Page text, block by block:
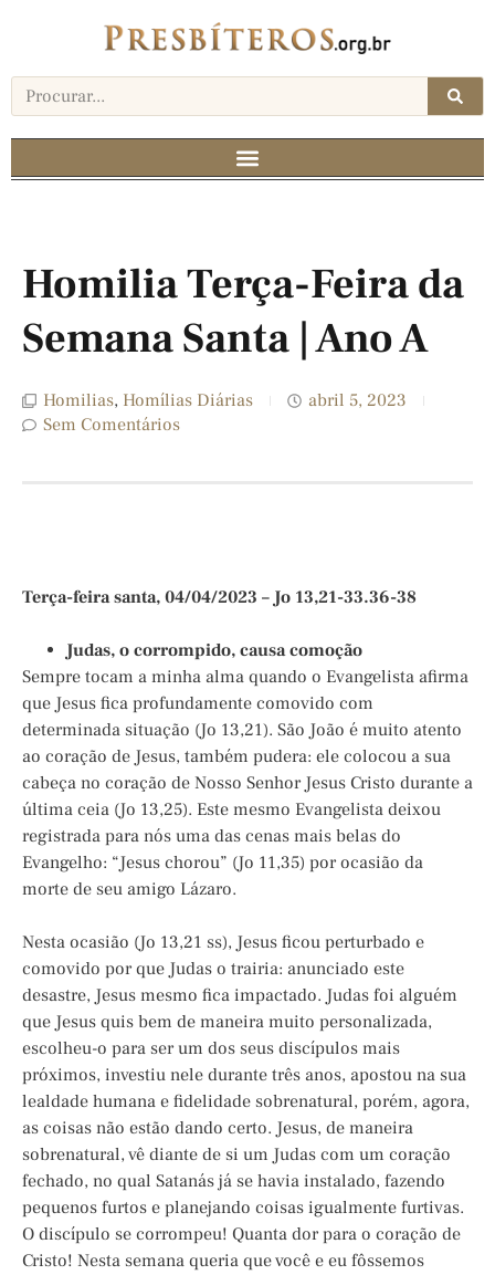
Homilia Terça-Feira da
Semana Santa | Ano A
Homilias, Homílias Diárias
abril 5, 2023
Sem Comentários
Terça-feira santa, 04/04/2023 – Jo 13,21-33.36-38
Judas, o corrompido, causa comoção
Sempre tocam a minha alma quando o Evangelista afirma
que Jesus fica profundamente comovido com
determinada situação (Jo 13,21). São João é muito atento
ao coração de Jesus, também pudera: ele colocou a sua
cabeça no coração de Nosso Senhor Jesus Cristo durante a
última ceia (Jo 13,25). Este mesmo Evangelista deixou
registrada para nós uma das cenas mais belas do
Evangelho: “Jesus chorou” (Jo 11,35) por ocasião da
morte de seu amigo Lázaro.
Nesta ocasião (Jo 13,21 ss), Jesus ficou perturbado e
comovido por que Judas o trairia: anunciado este
desastre, Jesus mesmo fica impactado. Judas foi alguém
que Jesus quis bem de maneira muito personalizada,
escolheu-o para ser um dos seus discípulos mais
próximos, investiu nele durante três anos, apostou na sua
lealdade humana e fidelidade sobrenatural, porém, agora,
as coisas não estão dando certo. Jesus, de maneira
sobrenatural, vê diante de si um Judas com um coração
fechado, no qual Satanás já se havia instalado, fazendo
pequenos furtos e planejando coisas igualmente furtivas.
O discípulo se corrompeu! Quanta dor para o coração de
Cristo! Nesta semana queria que você e eu fôssemos